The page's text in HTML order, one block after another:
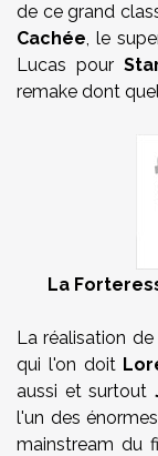
de ce grand
Cachée, le
Lucas pour
remake dont
La
La réalisation
qui l'on doit
aussi et surtout
l'un des
mainstream du